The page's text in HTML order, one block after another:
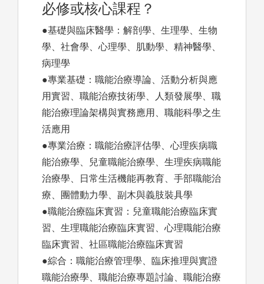
必修或核心課程？
●基礎與臨床醫學：解剖學、生理學、生物
學、社會學、心理學、肌動學、精神醫學、
病理學
●專業基礎：職能治療導論、活動分析與應
用實習、職能治療技術學、人類發展學、職
能治療理論架構與實務應用、職能科學之生
活應用
●專業治療：職能治療評估學、心理疾病職
能治療學、兒童職能治療學、生理疾病職能
治療學、日常生活機能再教育、手部職能治
療、團體動力學、副木與義肢裝具學
●職能治療臨床實習：兒童職能治療臨床實
習、生理職能治療臨床實習、心理職能治療
臨床實習、社區職能治療臨床實習
●綜合：職能治療管理學、臨床推理與實證
職能治療學、職能治療專題討論、職能治療